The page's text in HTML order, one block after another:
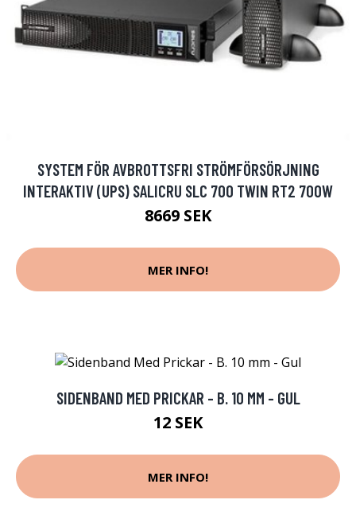
SYSTEM FÖR AVBROTTSFRI STRÖMFÖRSÖRJNING
INTERAKTIV (UPS) SALICRU SLC 700 TWIN RT2 700W
8669 SEK
MER INFO!
SIDENBAND MED PRICKAR - B. 10 MM - GUL
12 SEK
MER INFO!